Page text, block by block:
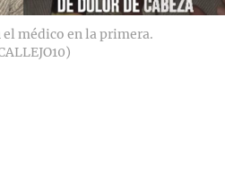
médico en la primera.